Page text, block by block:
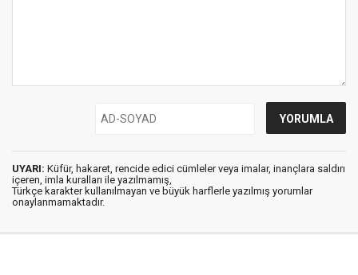
UYARI: Küfür, hakaret, rencide edici cümleler veya imalar, inançlara saldırı
içeren, imla kuralları ile yazılmamış,
Türkçe karakter kullanılmayan ve büyük harflerle yazılmış yorumlar
onaylanmamaktadır.